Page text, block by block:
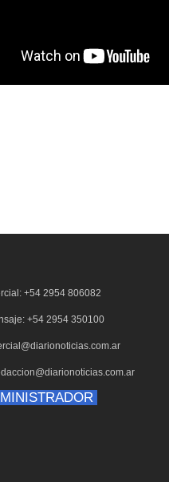
+54 2954 806082
+54 2954 350100